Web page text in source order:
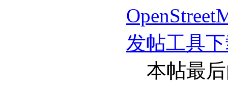
发帖工具
本帖最